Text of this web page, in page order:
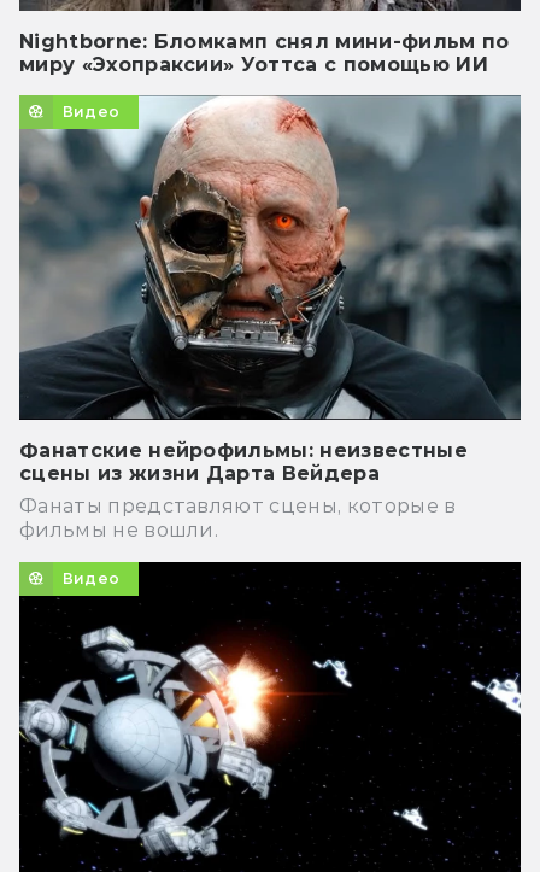
Nightborne: Бломкамп снял мини-фильм по
миру «Эхопраксии» Уоттса с помощью ИИ
Видео
Фанатские нейрофильмы: неизвестные
сцены из жизни Дарта Вейдера
Фанаты представляют сцены, которые в
фильмы не вошли.
Видео